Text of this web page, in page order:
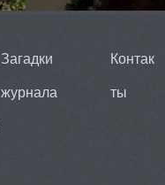
Загадки
журнала
Контак
ты